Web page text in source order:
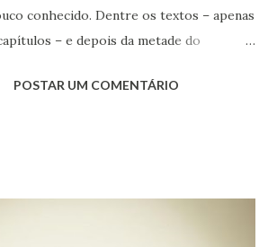
conhecido. Dentre os textos – apenas
– e depois da metade do
POSTAR UM COMENTÁRIO